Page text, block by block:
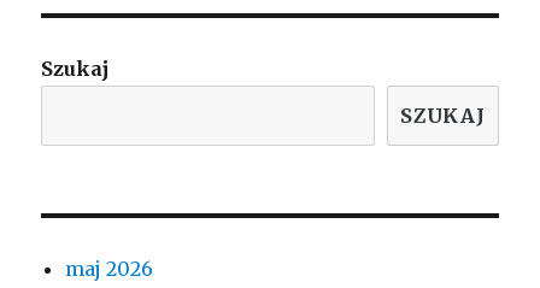
Szukaj
SZUKAJ
maj 2026